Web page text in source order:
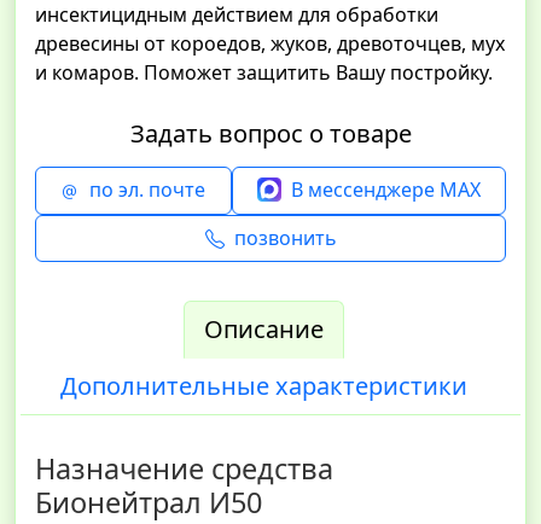
инсектицидным действием для обработки
древесины от короедов, жуков, древоточцев, мух
и комаров. Поможет защитить Вашу постройку.
Задать вопрос о товаре
по эл. почте
В мессенджере MAX
позвонить
Описание
Дополнительные характеристики
Назначение средства
Бионейтрал И50